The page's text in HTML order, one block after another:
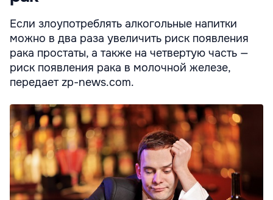
Если злоупотреблять алкогольные напитки
можно в два раза увеличить риск появления
рака простаты, а также на четвертую часть —
риск появления рака в молочной железе,
передает zp-news.com.